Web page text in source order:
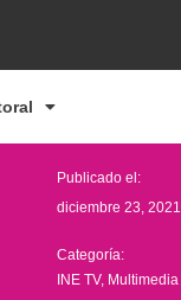
Publicado el:
diciembre 23, 2021
Categoría:
INE TV, Multimedia